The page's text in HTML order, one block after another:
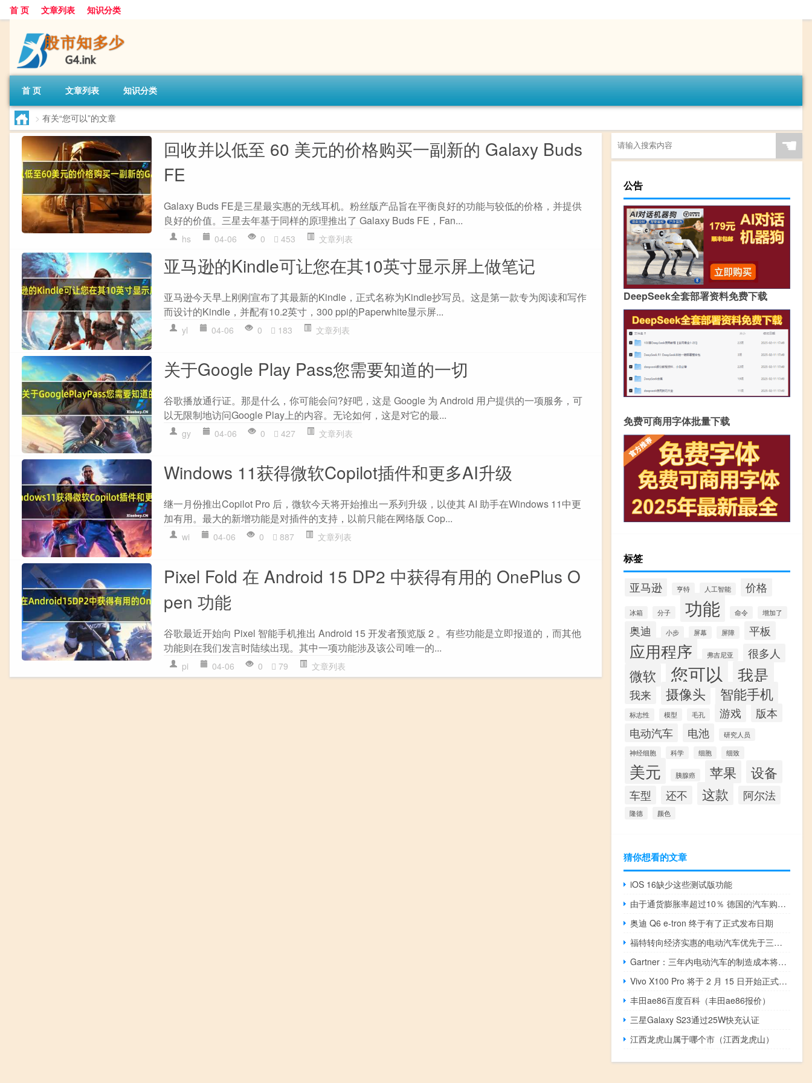
首 页 文章列表 知识分类
首 页 文章列表 知识分类
> 有关“您可以”的文章
回收并以低至 60 美元的价格购买一副新的 Galaxy Buds
FE
Galaxy Buds FE是三星最实惠的无线耳机。粉丝版产品旨在平衡良好的功能与较低的价格，并提供
良好的价值。三星去年基于同样的原理推出了 Galaxy Buds FE，Fan...
hs 04-06 0 453 文章列表
亚马逊的Kindle可让您在其10英寸显示屏上做笔记
亚马逊今天早上刚刚宣布了其最新的Kindle，正式名称为Kindle抄写员。这是第一款专为阅读和写作
而设计的Kindle，并配有10.2英寸，300 ppi的Paperwhite显示屏...
yl 04-06 0 183 文章列表
关于Google Play Pass您需要知道的一切
谷歌播放通行证。那是什么，你可能会问?好吧，这是 Google 为 Android 用户提供的一项服务，可
以无限制地访问Google Play上的内容。无论如何，这是对它的最...
gy 04-06 0 427 文章列表
Windows 11获得微软Copilot插件和更多AI升级
继一月份推出Copilot Pro 后，微软今天将开始推出一系列升级，以使其 AI 助手在Windows 11中更
加有用。最大的新增功能是对插件的支持，以前只能在网络版 Cop...
wi 04-06 0 887 文章列表
Pixel Fold 在 Android 15 DP2 中获得有用的 OnePlus O
pen 功能
谷歌最近开始向 Pixel 智能手机推出 Android 15 开发者预览版 2 。有些功能是立即报道的，而其他
功能则在我们发言时陆续出现。其中一项功能涉及该公司唯一的...
pi 04-06 0 79 文章列表
☚
公告
DeepSeek全套部署资料免费下载
免费可商用字体批量下载
标签
亚马逊 亨特 人工智能 价格
冰箱 分子 功能 命令 增加了
奥迪 小步 屏幕 屏障 平板
应用程序 弗吉尼亚 很多人
微软 您可以 我是
我来 摄像头 智能手机
标志性 模型 毛孔 游戏
版本
电动汽车
电池
研究人员
神经细胞
科学 细胞 细致
美元 胰腺癌 苹果 设备
车型 还不 这款 阿尔法
隆德 颜色
猜你想看的文章
iOS 16缺少这些测试版功能
由于通货膨胀率超过10％ 德国的汽车购买者失去了价格保护
奥迪 Q6 e-tron 终于有了正式发布日期
福特转向经济实惠的电动汽车优先于三排SUV
Gartner：三年内电动汽车的制造成本将低于内燃机汽车
Vivo X100 Pro 将于 2 月 15 日开始正式销售
丰田ae86百度百科（丰田ae86报价）
三星Galaxy S23通过25W快充认证
江西龙虎山属于哪个市（江西龙虎山）